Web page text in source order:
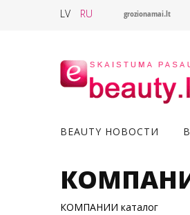
LV RU grozionamai.lt
BEAUTY НОВОСТИ
КОМПАНИИ каталог